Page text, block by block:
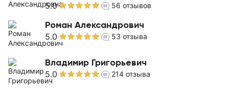
5.0 56 отзывов
Роман Александрович
5.0 53 отзыва
Владимир Григорьевич
5.0 214 отзыва